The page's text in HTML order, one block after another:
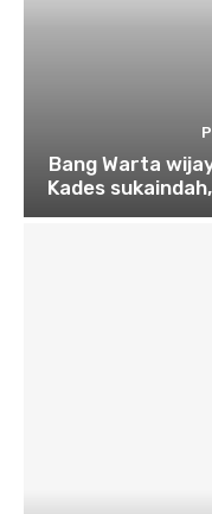
Bang Warta
Kades